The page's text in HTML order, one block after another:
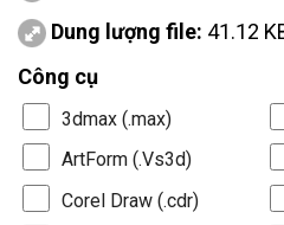
Dung lượng file: 41.12
Công cụ
3dmax (.max)
ArtForm (.Vs3d)
Corel Draw (.cdr)